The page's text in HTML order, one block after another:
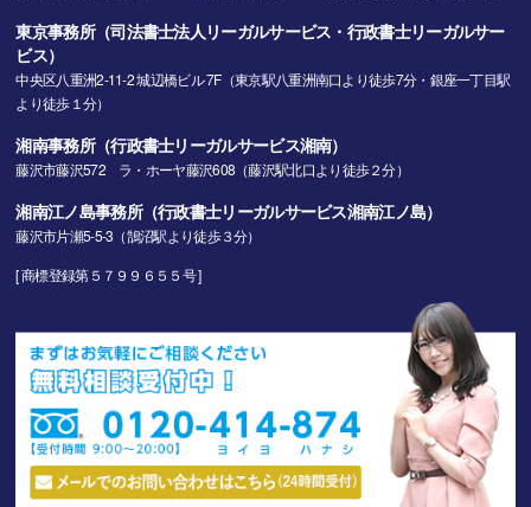
東京事務所（司法書士法人リーガルサービス・行政書士リーガルサー
ビス）
中央区八重洲2-11-2 城辺橋ビル 7F（東京駅八重洲南口より徒歩7分・銀座一丁目駅
より徒歩１分）
湘南事務所（行政書士リーガルサービス湘南）
藤沢市藤沢572 ラ・ホーヤ藤沢608（藤沢駅北口より徒歩２分）
湘南江ノ島事務所（行政書士リーガルサービス湘南江ノ島）
藤沢市片瀬5-5-3（鵠沼駅より徒歩３分）
[ 商標登録第５７９９６５５号 ]